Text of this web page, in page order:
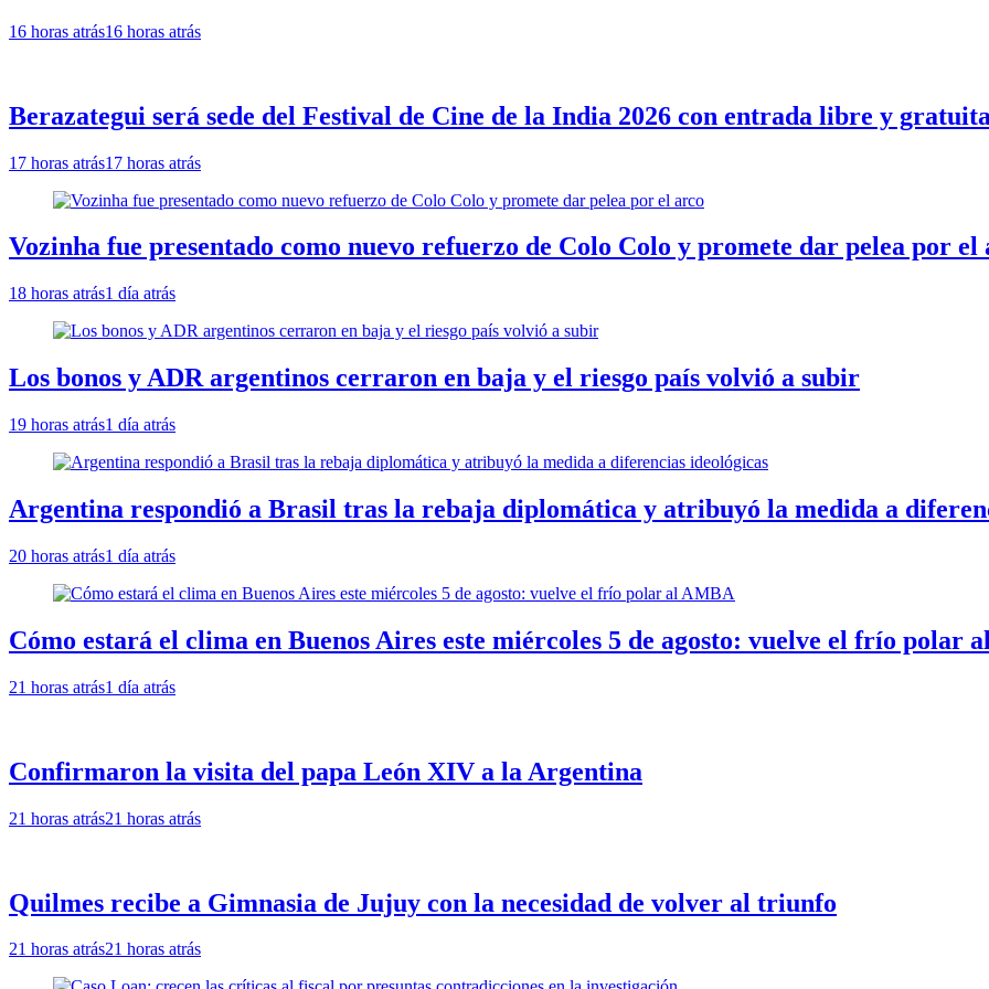
16 horas atrás16 horas atrás
Berazategui será sede del Festival de Cine de la India 2026 con entrada libre y gratuita
17 horas atrás17 horas atrás
Vozinha fue presentado como nuevo refuerzo de Colo Colo y promete dar pelea por el
18 horas atrás1 día atrás
Los bonos y ADR argentinos cerraron en baja y el riesgo país volvió a subir
19 horas atrás1 día atrás
Argentina respondió a Brasil tras la rebaja diplomática y atribuyó la medida a
20 horas atrás1 día atrás
Cómo estará el clima en Buenos Aires este miércoles 5 de agosto: vuelve el frío polar
21 horas atrás1 día atrás
Confirmaron la visita del papa León XIV a la Argentina
21 horas atrás21 horas atrás
Quilmes recibe a Gimnasia de Jujuy con la necesidad de volver al triunfo
21 horas atrás21 horas atrás